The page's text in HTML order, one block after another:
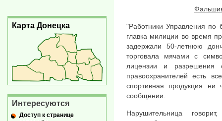
"Работники Управления по
главка милиции во время
задержали 50-летнюю
торговала мячами с
лицензии и разрешения
правоохранителей есть
спортивная продукция ни
сообщении.
Нарушительница
Карта Донецка
Интересуются
Доступ к странице